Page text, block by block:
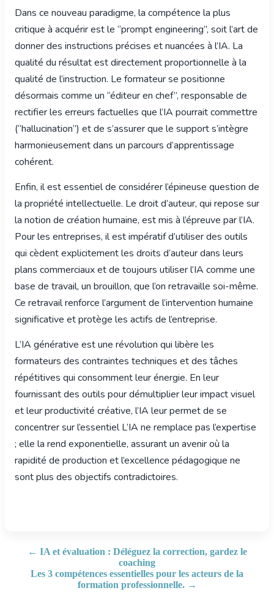
Dans ce nouveau paradigme, la compétence la plus
critique à acquérir est le “prompt engineering”, soit l’art de
donner des instructions précises et nuancées à l’IA. La
qualité du résultat est directement proportionnelle à la
qualité de l’instruction. Le formateur se positionne
désormais comme un “éditeur en chef”, responsable de
rectifier les erreurs factuelles que l’IA pourrait commettre
(“hallucination”) et de s’assurer que le support s’intègre
harmonieusement dans un parcours d’apprentissage
cohérent.
Enfin, il est essentiel de considérer l’épineuse question de
la propriété intellectuelle. Le droit d’auteur, qui repose sur
la notion de création humaine, est mis à l’épreuve par l’IA.
Pour les entreprises, il est impératif d’utiliser des outils
qui cèdent explicitement les droits d’auteur dans leurs
plans commerciaux et de toujours utiliser l’IA comme une
base de travail, un brouillon, que l’on retravaille soi-même.
Ce retravail renforce l’argument de l’intervention humaine
significative et protège les actifs de l’entreprise.
L’IA générative est une révolution qui libère les
formateurs des contraintes techniques et des tâches
répétitives qui consomment leur énergie. En leur
fournissant des outils pour démultiplier leur impact visuel
et leur productivité créative, l’IA leur permet de se
concentrer sur l’essentiel L’IA ne remplace pas l’expertise
; elle la rend exponentielle, assurant un avenir où la
rapidité de production et l’excellence pédagogique ne
sont plus des objectifs contradictoires.
← IA et évaluation : Déléguez la correction, gardez le
coaching
Les 3 compétences essentielles pour les acteurs de la
formation professionnelle. →